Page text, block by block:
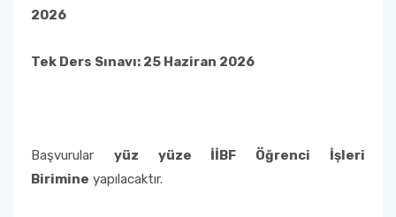
2026
Tek Ders Sınavı: 25 Haziran 2026
Başvurular yüz yüze İİBF Öğrenci İşleri
Birimine yapılacaktır.